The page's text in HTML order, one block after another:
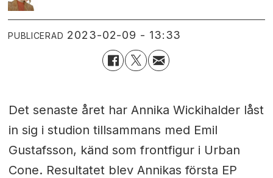
PUBLICERAD 2023-02-09 - 13:33
Det senaste året har Annika Wickihalder låst
in sig i studion tillsammans med Emil
Gustafsson, känd som frontfigur i Urban
Cone. Resultatet blev Annikas första EP